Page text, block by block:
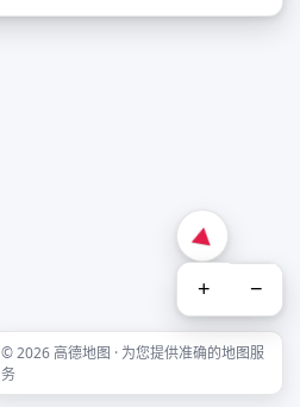
+ −
© 2026 高德地图 · 为您提供准确的地图服
务